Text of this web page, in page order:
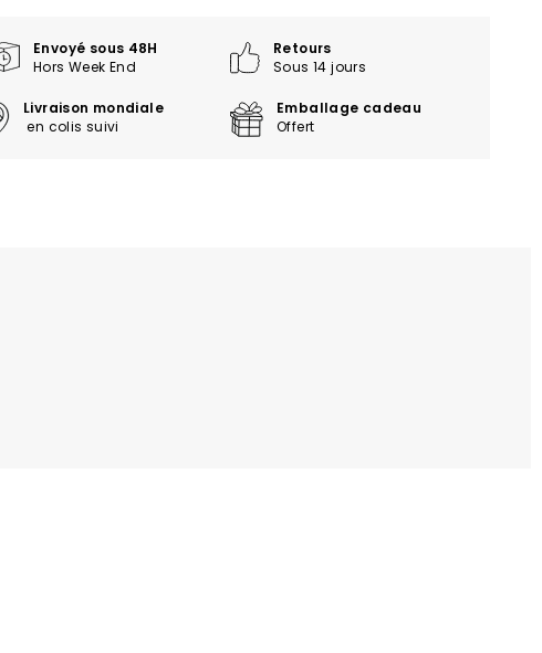
Envoyé sous 48H
Hors Week End
Retours
Sous 14 jours
Livraison mondiale
en colis suivi
Emballage cadeau
Offert